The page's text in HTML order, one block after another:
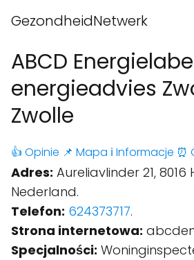
GezondheidNetwerk
ABCD
energieadvies
Zwolle
👍 Opinie 📌 Mapa ℹ️ Informacje ⏰
Adres: Aureliavlinder 21, 8016
Nederland.
Telefon: 624373717.
Strona internetowa:
Specjalności: